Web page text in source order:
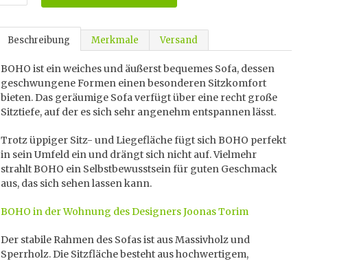
Beschreibung Merkmale Versand
BOHO ist ein weiches und äußerst bequemes Sofa, dessen
geschwungene Formen einen besonderen Sitzkomfort
bieten. Das geräumige Sofa verfügt über eine recht große
Sitztiefe, auf der es sich sehr angenehm entspannen lässt.
Trotz üppiger Sitz- und Liegefläche fügt sich BOHO perfekt
in sein Umfeld ein und drängt sich nicht auf. Vielmehr
strahlt BOHO ein Selbstbewusstsein für guten Geschmack
aus, das sich sehen lassen kann.
BOHO in der Wohnung des Designers Joonas Torim
Der stabile Rahmen des Sofas ist aus Massivholz und
Sperrholz. Die Sitzfläche besteht aus hochwertigem,